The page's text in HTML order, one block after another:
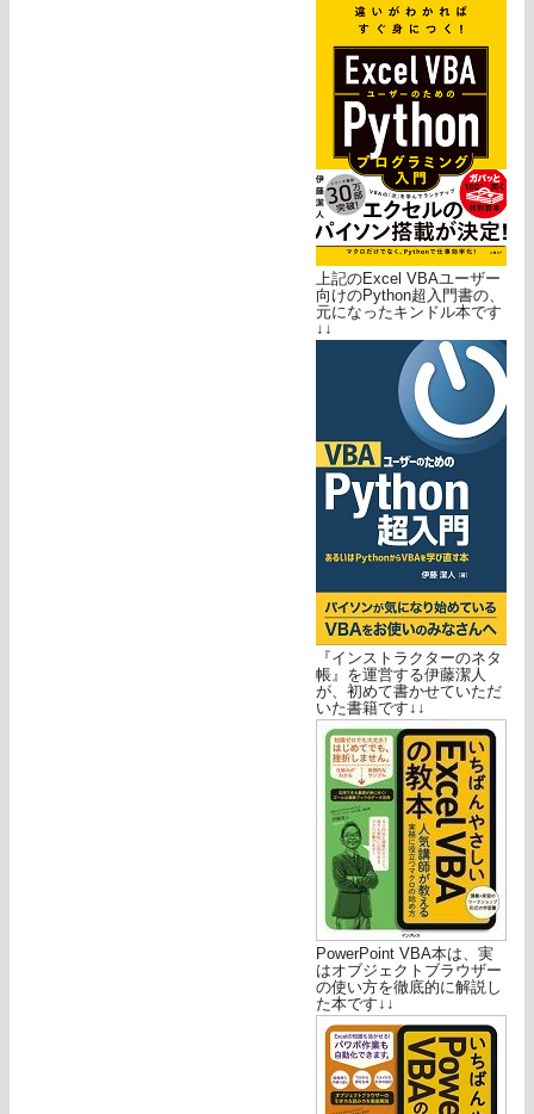
上記のExcel VBAユーザー
向けのPython超入門書の、
元になったキンドル本です
↓↓
『インストラクターのネタ
帳』を運営する伊藤潔人
が、初めて書かせていただ
いた書籍です↓↓
PowerPoint VBA本は、実
はオブジェクトブラウザー
の使い方を徹底的に解説し
た本です↓↓